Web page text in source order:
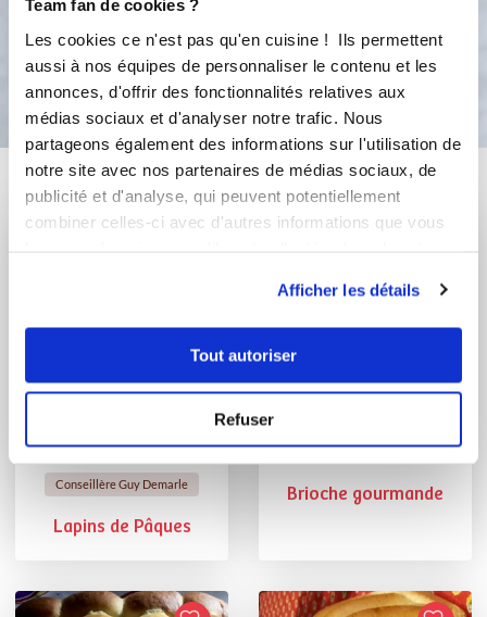
Team fan de cookies ?
Les cookies ce n'est pas qu'en cuisine ! Ils permettent
aussi à nos équipes de personnaliser le contenu et les
annonces, d'offrir des fonctionnalités relatives aux
médias sociaux et d'analyser notre trafic. Nous
partageons également des informations sur l'utilisation de
notre site avec nos partenaires de médias sociaux, de
publicité et d'analyse, qui peuvent potentiellement
combiner celles-ci avec d'autres informations que vous
Afficher les détails
Tout autoriser
Refuser
Bon appétit !
Vous aimerez aussi ...
Conseillère Guy Demarle
Lapins de Pâques
Brioche gourmande